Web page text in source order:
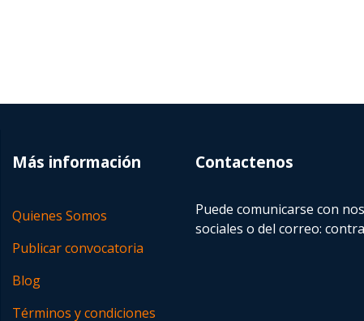
Más información
Quienes Somos
Publicar convocatoria
Blog
Términos y condiciones
Contactenos
Puede comunicarse con
sociales o del correo: